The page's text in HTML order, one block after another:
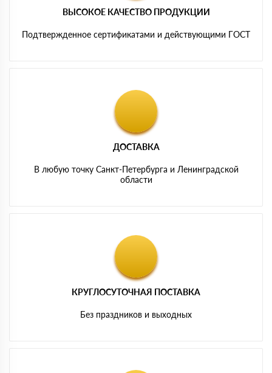
ВЫСОКОЕ КАЧЕСТВО ПРОДУКЦИИ
Подтвержденное сертификатами и действующими ГОСТ
ДОСТАВКА
В любую точку Санкт-Петербурга и Ленинградской
области
КРУГЛОСУТОЧНАЯ ПОСТАВКА
Без праздников и выходных